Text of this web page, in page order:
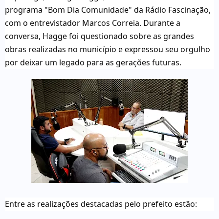
programa "Bom Dia Comunidade" da Rádio Fascinação,
com o entrevistador Marcos Correia. Durante a
conversa, Hagge foi questionado sobre as grandes
obras realizadas no município e expressou seu orgulho
por deixar um legado para as gerações futuras.
Entre as realizações destacadas pelo prefeito estão: